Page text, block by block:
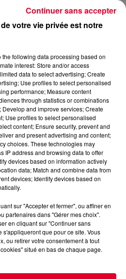
votre vie privée est notre
the following data processing based on
interest: Store and/or access
data to select advertising; Create
Use profiles to select personalised
performance; Measure content
through statistics or combinations
Develop and improve services; Create
Use profiles to select personalised
content; Ensure security, prevent and
and present advertising and content;
choices. These technologies may
IP address and browsing data to offer
devices based on information actively
data; Match and combine data from
devices; Identify devices based on
sur "Accepter et fermer", ou affiner en
partenaires dans "Gérer mes choix".
en cliquant sur "Continuer sans
s'appliqueront que pour ce site. Vous
ou retirer votre consentement à tout
situé en bas de chaque page.
Continuer sans accepter